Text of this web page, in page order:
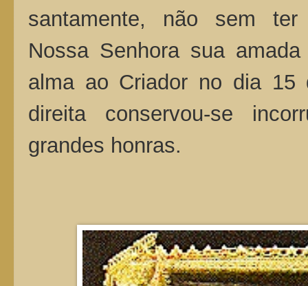
santamente, não sem ter
Nossa Senhora sua
alma ao Criador no dia 15
direita conservou-se
grandes honras.